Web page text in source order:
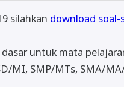
silahkan download soal-
untuk mata
MI, SMP/MTs, SMA/